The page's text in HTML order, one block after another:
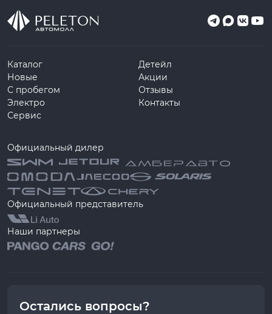
Каталог
Новые
С пробегом
Электро
Сервис
Детейл
Акции
Отзывы
Контакты
Официальный дилер
Официальный представитель
Наши партнеры
Остались вопросы?